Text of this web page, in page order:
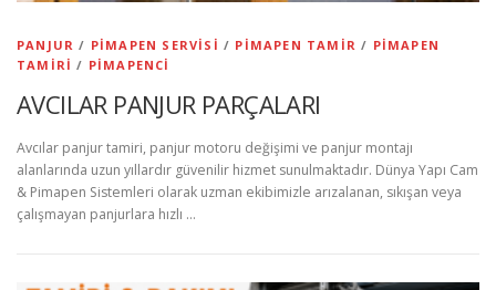
PANJUR / PIMAPEN SERVISI / PIMAPEN TAMIR / PIMAPEN
TAMIRI / PIMAPENCI
AVCILAR PANJUR PARÇALARI
Avcılar panjur tamiri, panjur motoru değişimi ve panjur montajı
alanlarında uzun yıllardır güvenilir hizmet sunulmaktadır. Dünya Yapı Cam
& Pimapen Sistemleri olarak uzman ekibimizle arızalanan, sıkışan veya
çalışmayan panjurlara hızlı …